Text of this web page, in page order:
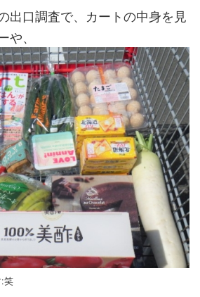
出口調査で、カートの中身を見
、
笑